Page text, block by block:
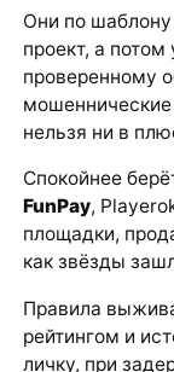
Они по
проект, а
проверенному
мошеннические
нельзя ни в
Спокойнее
FunPay,
площадки,
как звёзды
Правила
рейтингом и
личку, при